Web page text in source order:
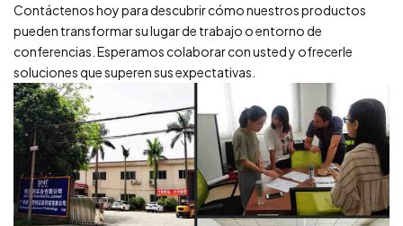
Contáctenos hoy para descubrir cómo nuestros productos
pueden transformar su lugar de trabajo o entorno de
conferencias. Esperamos colaborar con usted y ofrecerle
soluciones que superen sus expectativas.